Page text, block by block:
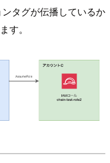
タグが伝播しているか
す。